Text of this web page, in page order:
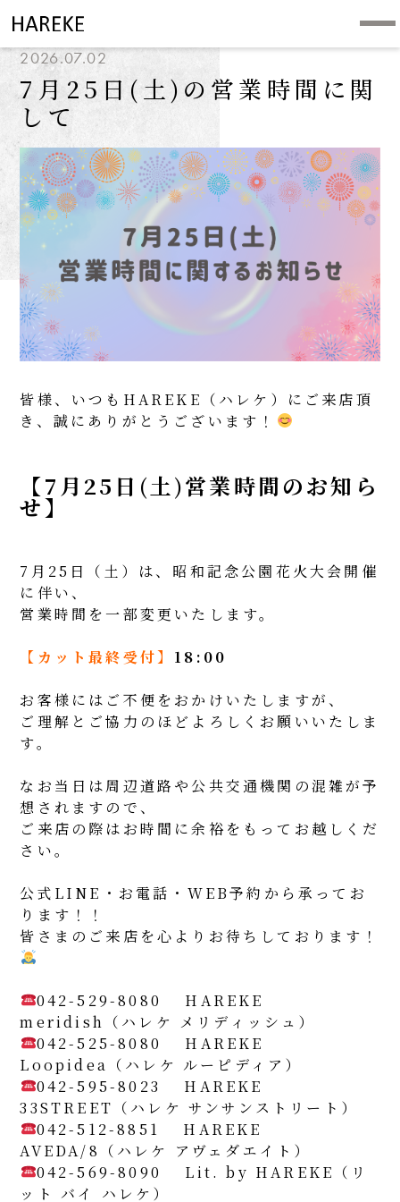
2026.07.02
7月25日(土)の営業時間に関
して
皆様、いつもHAREKE（ハレケ）にご来店頂
き、誠にありがとうございます！
【7月25日(土)営業時間のお知ら
せ】
7月25日（土）は、昭和記念公園花火大会開催
に伴い、
営業時間を一部変更いたします。
【カット最終受付】 18:00
お客様にはご不便をおかけいたしますが、
ご理解とご協力のほどよろしくお願いいたしま
す。
なお当日は周辺道路や公共交通機関の混雑が予
想されますので、
ご来店の際はお時間に余裕をもってお越しくだ
さい。
公式LINE・お電話・WEB予約から承ってお
ります！！
皆さまのご来店を心よりお待ちしております！
042-529-8080
HAREKE
meridish（ハレケ メリディッシュ）
042-525-8080
HAREKE
Loopidea（ハレケ ルーピディア）
042-595-8023
HAREKE
33STREET（ハレケ サンサンストリート）
042-512-8851
HAREKE
AVEDA/8（ハレケ アヴェダエイト）
042-569-8090
Lit. by HAREKE（リ
ット バイ ハレケ）